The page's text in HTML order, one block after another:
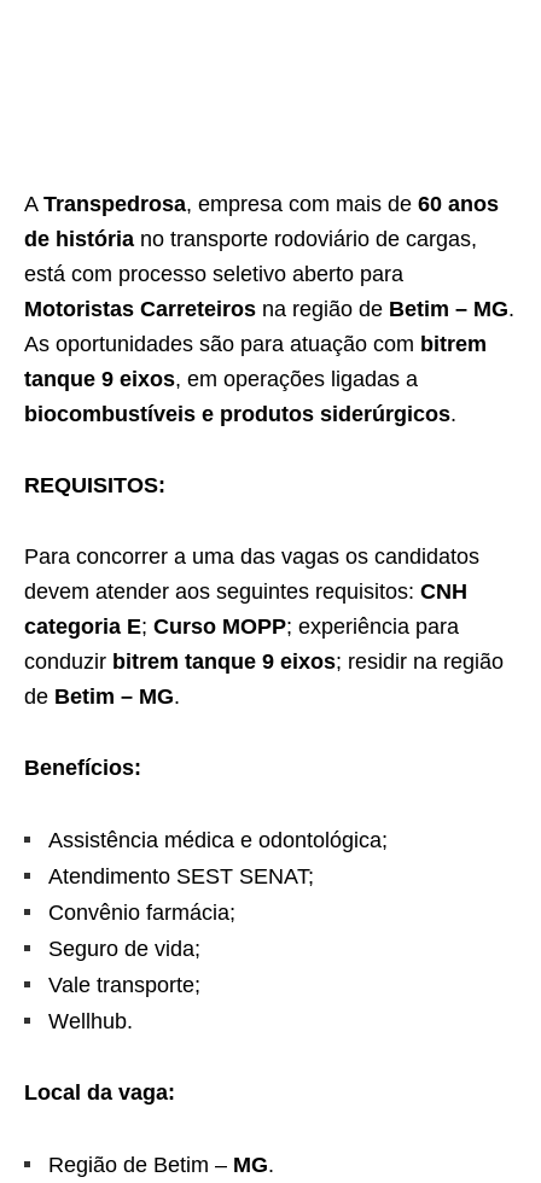
A Transpedrosa, empresa com mais de 60 anos
de história no transporte rodoviário de cargas,
está com processo seletivo aberto para
Motoristas Carreteiros na região de Betim – MG.
As oportunidades são para atuação com bitrem
tanque 9 eixos, em operações ligadas a
biocombustíveis e produtos siderúrgicos.
REQUISITOS:
Para concorrer a uma das vagas os candidatos
devem atender aos seguintes requisitos: CNH
categoria E; Curso MOPP; experiência para
conduzir bitrem tanque 9 eixos; residir na região
de Betim – MG.
Benefícios:
Assistência médica e odontológica;
Atendimento SEST SENAT;
Convênio farmácia;
Seguro de vida;
Vale transporte;
Wellhub.
Local da vaga:
Região de Betim – MG.